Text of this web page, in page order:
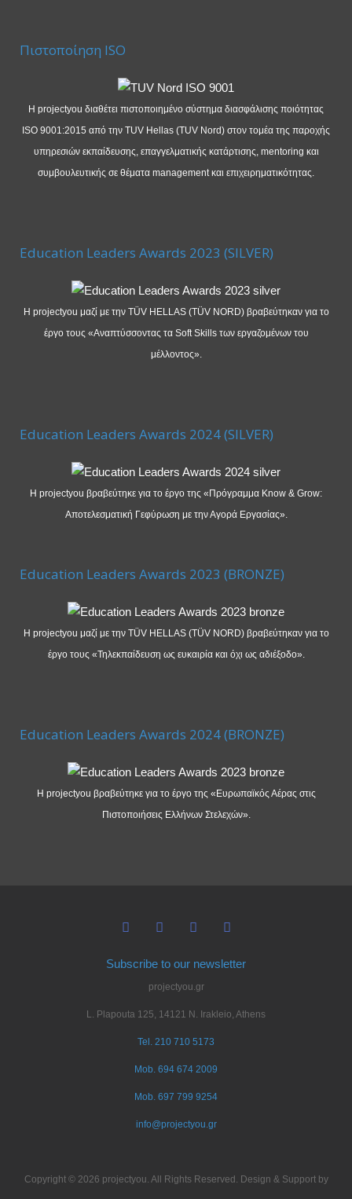
Πιστοποίηση ISO
Η projectyou διαθέτει πιστοποιημένο σύστημα διασφάλισης ποιότητας
ISO 9001:2015 από την TUV Hellas (TUV Nord) στον τομέα της παροχής
υπηρεσιών εκπαίδευσης, επαγγελματικής κατάρτισης, mentoring και
συμβουλευτικής σε θέματα management και επιχειρηματικότητας.
Education Leaders Awards 2023 (SILVER)
Η projectyou μαζί με την TÜV HELLAS (TÜV NORD) βραβεύτηκαν για το
έργο τους «Αναπτύσσοντας τα Soft Skills των εργαζομένων του
μέλλοντος».
Education Leaders Awards 2024 (SILVER)
Η projectyou βραβεύτηκε για το έργο της «Πρόγραμμα Know & Grow:
Αποτελεσματική Γεφύρωση με την Αγορά Εργασίας».
Education Leaders Awards 2023 (BRONZE)
Η projectyou μαζί με την TÜV HELLAS (TÜV NORD) βραβεύτηκαν για το
έργο τους «Τηλεκπαίδευση ως ευκαιρία και όχι ως αδιέξοδο».
Education Leaders Awards 2024 (BRONZE)
Η projectyou βραβεύτηκε για το έργο της «Ευρωπαϊκός Αέρας στις
Πιστοποιήσεις Ελλήνων Στελεχών».
Subscribe to our newsletter
projectyou.gr
L. Plapouta 125, 14121 N. Irakleio, Athens
Tel. 210 710 5173
Mob. 694 674 2009
Mob. 697 799 9254
info@projectyou.gr
Copyright © 2026 projectyou. All Rights Reserved. Design & Support by